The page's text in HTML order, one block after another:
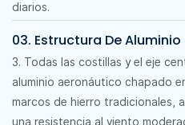
diarios.
03. Estructura De
3. Todas las costillas y el eje
aluminio aeronáutico chapado
marcos de hierro tradicionales,
una resistencia al viento